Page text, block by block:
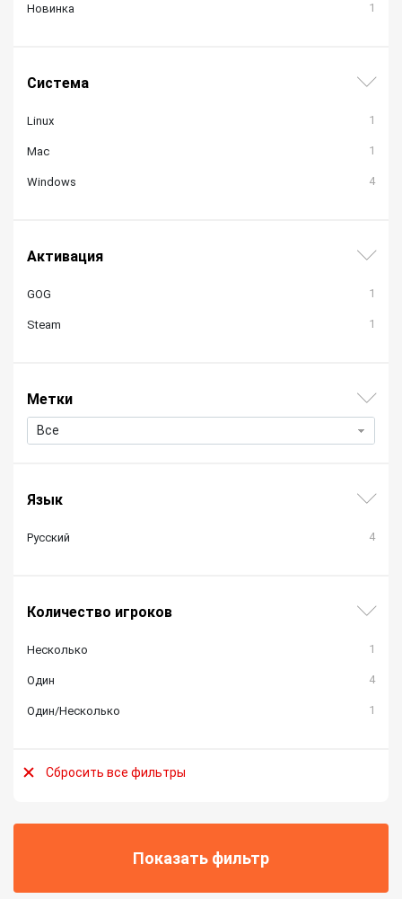
Новинка 1
Система
Linux 1
Mac 1
Windows 4
Активация
GOG 1
Steam 1
Метки
Все
Язык
Русский 4
Количество игроков
Несколько 1
Один 4
Один/Несколько 1
Сбросить все фильтры
Показать фильтр